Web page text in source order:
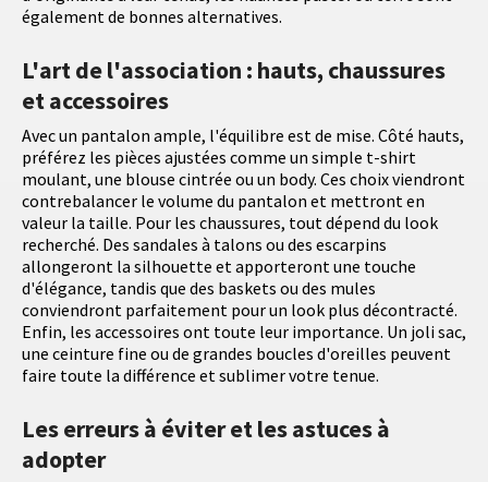
également de bonnes alternatives.
L'art de l'association : hauts, chaussures
et accessoires
Avec un pantalon ample, l'équilibre est de mise. Côté hauts,
préférez les pièces ajustées comme un simple t-shirt
moulant, une blouse cintrée ou un body. Ces choix viendront
contrebalancer le volume du pantalon et mettront en
valeur la taille. Pour les chaussures, tout dépend du look
recherché. Des sandales à talons ou des escarpins
allongeront la silhouette et apporteront une touche
d'élégance, tandis que des baskets ou des mules
conviendront parfaitement pour un look plus décontracté.
Enfin, les accessoires ont toute leur importance. Un joli sac,
une ceinture fine ou de grandes boucles d'oreilles peuvent
faire toute la différence et sublimer votre tenue.
Les erreurs à éviter et les astuces à
adopter